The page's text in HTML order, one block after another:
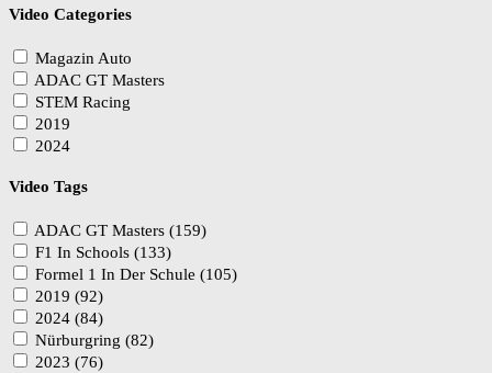
Video Categories
Magazin Auto
ADAC GT Masters
STEM Racing
2019
2024
Video Tags
ADAC GT Masters (159)
F1 In Schools (133)
Formel 1 In Der Schule (105)
2019 (92)
2024 (84)
Nürburgring (82)
2023 (76)